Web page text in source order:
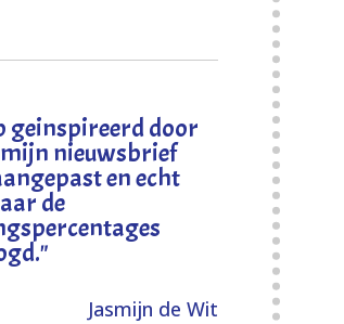
geinspireerd door
nieuwsbrief
en echt
de
."
Jasmijn de Wit